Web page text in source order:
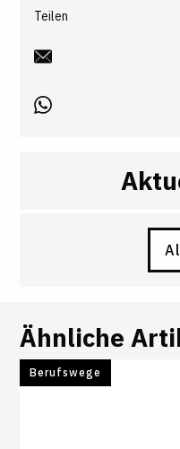
Teilen
Ähnliche
Berufswege